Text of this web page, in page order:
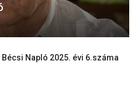
Napló 2025. évi 6.száma